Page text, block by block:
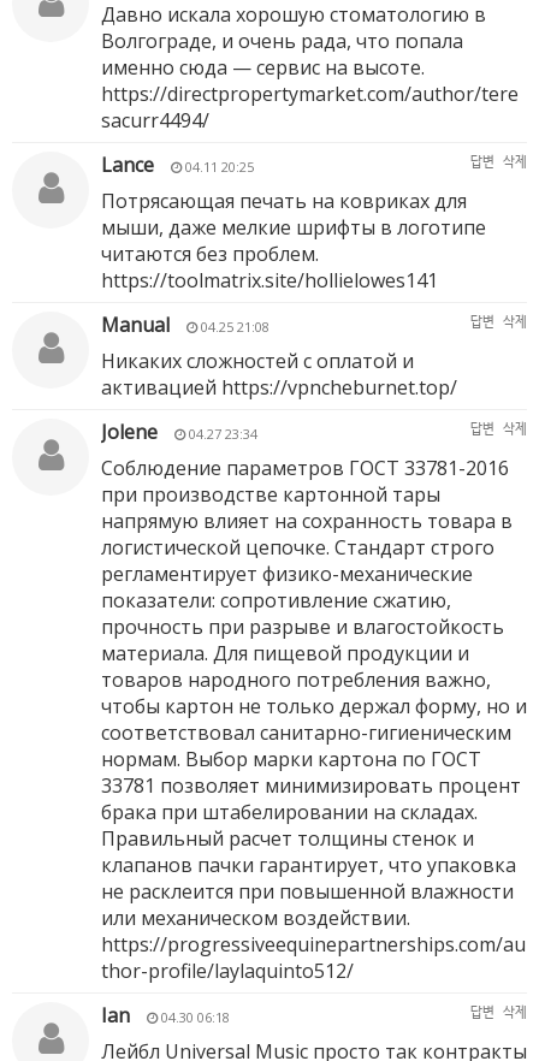
Давно искала хорошую стоматологию в
Волгограде, и очень рада, что попала
именно сюда — сервис на высоте.
https://directpropertymarket.com/author/tere
sacurr4494/
Lance
04.11 20:25 답변 삭제
Потрясающая печать на ковриках для
мыши, даже мелкие шрифты в логотипе
читаются без проблем.
https://toolmatrix.site/hollielowes141
Manual
04.25 21:08 답변 삭제
Никаких сложностей с оплатой и
активацией https://vpncheburnet.top/
Jolene
04.27 23:34 답변 삭제
Соблюдение параметров ГОСТ 33781-2016
при производстве картонной тары
напрямую влияет на сохранность товара в
логистической цепочке. Стандарт строго
регламентирует физико-механические
показатели: сопротивление сжатию,
прочность при разрыве и влагостойкость
материала. Для пищевой продукции и
товаров народного потребления важно,
чтобы картон не только держал форму, но и
соответствовал санитарно-гигиеническим
нормам. Выбор марки картона по ГОСТ
33781 позволяет минимизировать процент
брака при штабелировании на складах.
Правильный расчет толщины стенок и
клапанов пачки гарантирует, что упаковка
не расклеится при повышенной влажности
или механическом воздействии.
https://progressiveequinepartnerships.com/au
thor-profile/laylaquinto512/
Ian
04.30 06:18 답변 삭제
Лейбл Universal Music просто так контракты